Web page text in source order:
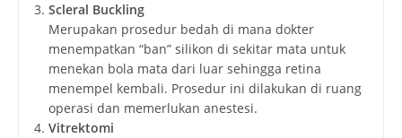
Scleral Buckling
Merupakan prosedur bedah di mana dokter
menempatkan “ban” silikon di sekitar mata untuk
menekan bola mata dari luar sehingga retina
menempel kembali. Prosedur ini dilakukan di ruang
operasi dan memerlukan anestesi.
Vitrektomi